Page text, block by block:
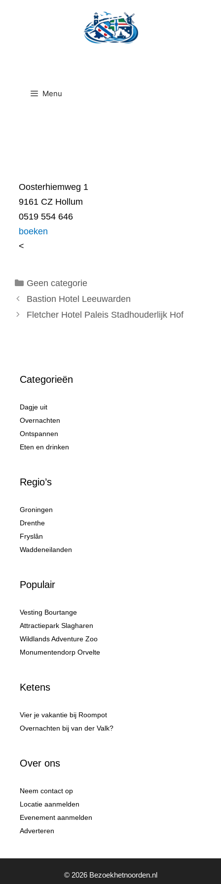
Menu
Oosterhiemweg 1
9161 CZ Hollum
0519 554 646
boeken
<
Categorieën
Geen categorie
Bastion Hotel Leeuwarden
Fletcher Hotel Paleis Stadhouderlijk Hof
Categorieën
Dagje uit
Overnachten
Ontspannen
Eten en drinken
Regio’s
Groningen
Drenthe
Fryslân
Waddeneilanden
Populair
Vesting Bourtange
Attractiepark Slagharen
Wildlands Adventure Zoo
Monumentendorp Orvelte
Ketens
Vier je vakantie bij Roompot
Overnachten bij van der Valk?
Over ons
Neem contact op
Locatie aanmelden
Evenement aanmelden
Adverteren
© 2026 Bezoekhetnoorden.nl